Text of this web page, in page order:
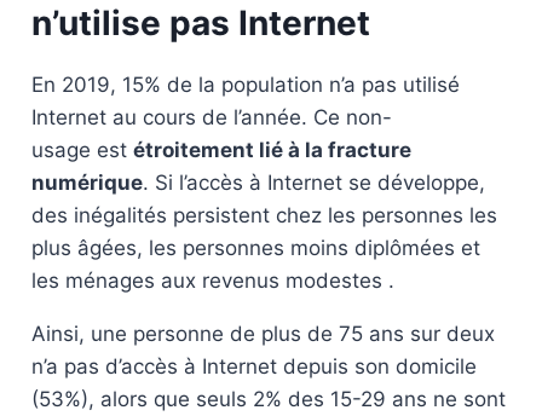
n’utilise pas Internet
En 2019, 15% de la population n’a pas utilisé
Internet au cours de l’année. Ce non-
usage est étroitement lié à la fracture
numérique. Si l’accès à Internet se développe,
des inégalités persistent chez les personnes les
plus âgées, les personnes moins diplômées et
les ménages aux revenus modestes .
Ainsi, une personne de plus de 75 ans sur deux
n’a pas d’accès à Internet depuis son domicile
(53%), alors que seuls 2% des 15-29 ans ne sont